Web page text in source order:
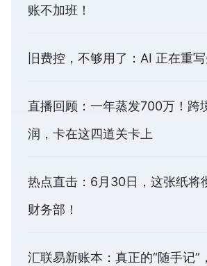
账不加班！
旧费控，不够用了：AI 正在重
直播回顾：一年蒸发700万！跨
润，卡在这四道关卡上
热点直击：6月30日，这张纸将
财务部！
汇联易新账本：真正的“随手记”